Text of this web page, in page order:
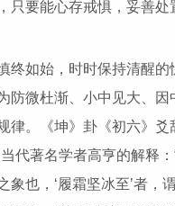
只要能心存戒惧，妥善处
终如始，时时保持清醒的
防微杜渐、小中见大、因
律。《坤》卦《初六》爻
代著名学者高亨的解释
象也，‘履霜坚冰至’者，